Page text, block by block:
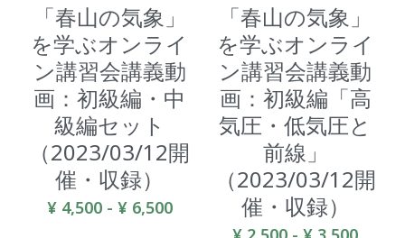
「春山の気象」
を学ぶオンライ
ン講習会講義動
画：初級編・中
級編セット
（2023/03/12開
催・収録）
¥ 4,500 - ¥ 6,500
「春山の気象」
を学ぶオンライ
ン講習会講義動
画：初級編「高
気圧・低気圧と
前線」
（2023/03/12開
催・収録）